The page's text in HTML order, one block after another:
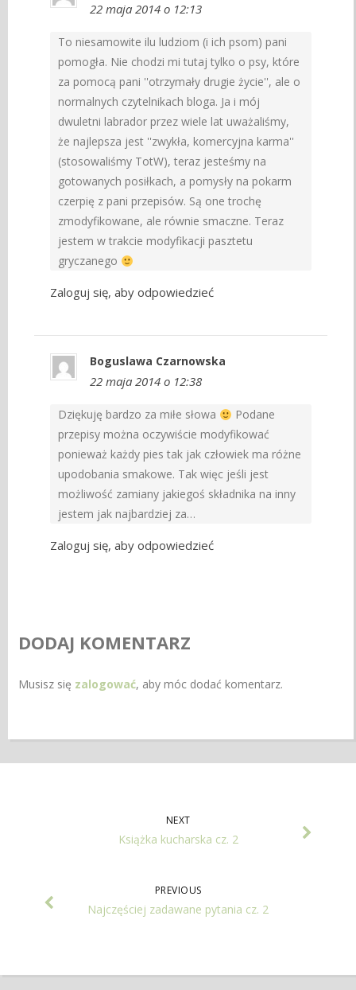
22 maja 2014 o 12:13
To niesamowite ilu ludziom (i ich psom) pani
pomogła. Nie chodzi mi tutaj tylko o psy, które
za pomocą pani ''otrzymały drugie życie'', ale o
normalnych czytelnikach bloga. Ja i mój
dwuletni labrador przez wiele lat uważaliśmy,
że najlepsza jest ''zwykła, komercyjna karma''
(stosowaliśmy TotW), teraz jesteśmy na
gotowanych posiłkach, a pomysły na pokarm
czerpię z pani przepisów. Są one trochę
zmodyfikowane, ale równie smaczne. Teraz
jestem w trakcie modyfikacji pasztetu
gryczanego
Zaloguj się, aby odpowiedzieć
Boguslawa Czarnowska
22 maja 2014 o 12:38
Dziękuję bardzo za miłe słowa
Podane
przepisy można oczywiście modyfikować
ponieważ każdy pies tak jak człowiek ma różne
upodobania smakowe. Tak więc jeśli jest
możliwość zamiany jakiegoś składnika na inny
jestem jak najbardziej za…
Zaloguj się, aby odpowiedzieć
DODAJ KOMENTARZ
Musisz się zalogować, aby móc dodać komentarz.
NEXT
Książka kucharska cz. 2
PREVIOUS
Najczęściej zadawane pytania cz. 2